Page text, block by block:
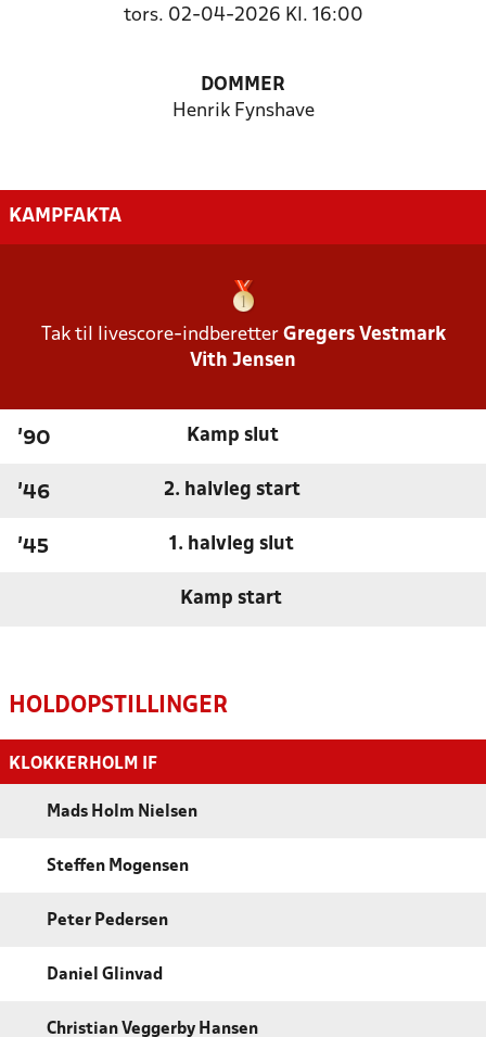
tors. 02-04-2026 Kl. 16:00
DOMMER
Henrik Fynshave
KAMPFAKTA
Tak til livescore-indberetter Gregers Vestmark
Vith Jensen
'90 Kamp slut
'46 2. halvleg start
'45 1. halvleg slut
Kamp start
HOLDOPSTILLINGER
KLOKKERHOLM IF
Mads Holm Nielsen
Steffen Mogensen
Peter Pedersen
Daniel Glinvad
Christian Veggerby Hansen